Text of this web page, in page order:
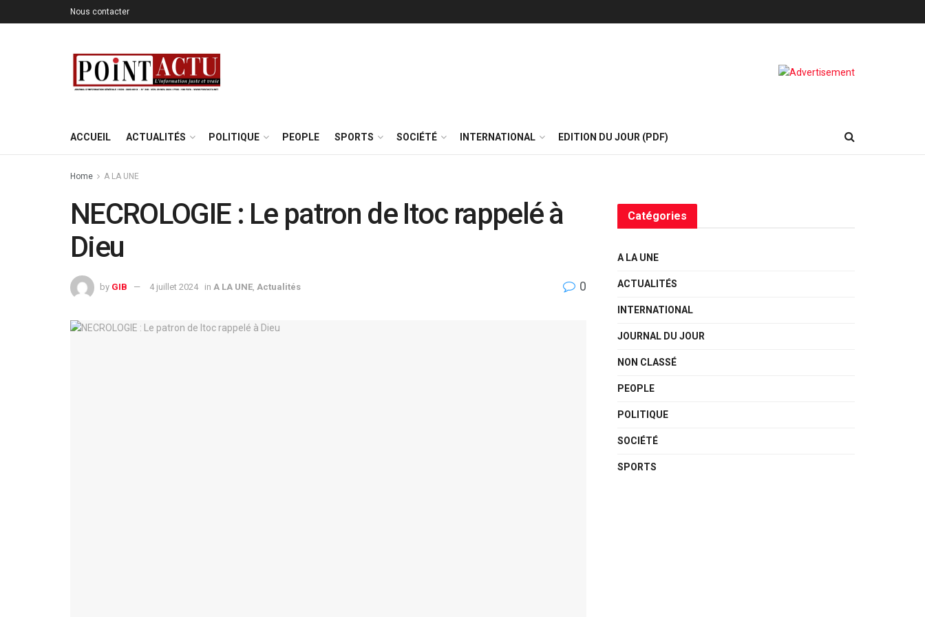
Nous contacter
ACCUEIL ACTUALITÉS POLITIQUE PEOPLE SPORTS SOCIÉTÉ INTERNATIONAL EDITION DU JOUR (PDF)
Home A LA UNE
NECROLOGIE : Le patron de Itoc rappelé à
Dieu
by GIB 4 juillet 2024 in A LA UNE Actualités 0
Catégories
A LA UNE
ACTUALITÉS
INTERNATIONAL
JOURNAL DU JOUR
NON CLASSÉ
PEOPLE
POLITIQUE
SOCIÉTÉ
SPORTS